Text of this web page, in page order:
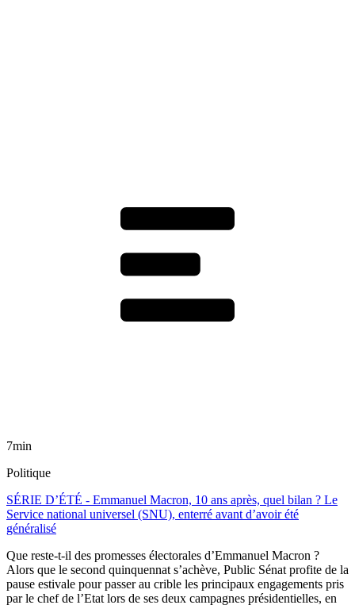
7min
Politique
SÉRIE D’ÉTÉ - Emmanuel Macron, 10 ans après, quel bilan ? Le
Service national universel (SNU), enterré avant d’avoir été
généralisé
Que reste-t-il des promesses électorales d’Emmanuel Macron ?
Alors que le second quinquennat s’achève, Public Sénat profite de la
pause estivale pour passer au crible les principaux engagements pris
par le chef de l’Etat lors de ses deux campagnes présidentielles, en